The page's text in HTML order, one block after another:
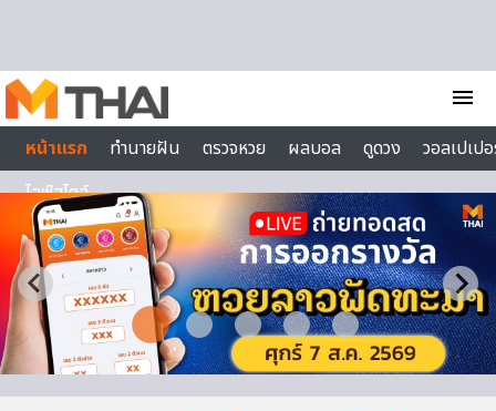
menu
หน้าแรก
ทำนายฝัน ตรวจหวย ผลบอล ดูดวง
วอลเปเป
ไลฟ์สไตล์